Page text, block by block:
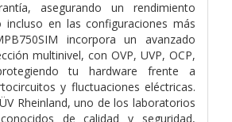
asegurando un rendimiento
incluso en las configuraciones más
incorpora un avanzado
multinivel, con OVP, UVP, OCP,
tu hardware frente a
y fluctuaciones eléctricas.
Rheinland, uno de los laboratorios
de calidad y seguridad,